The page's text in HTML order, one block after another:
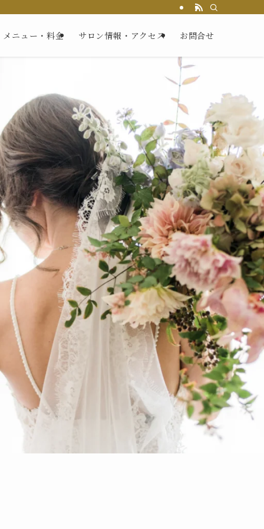
メニュー・料金 サロン情報・アクセス お問合せ